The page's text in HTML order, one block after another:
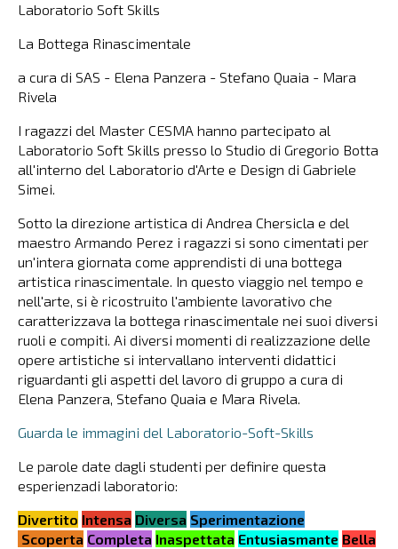
Laboratorio Soft Skills
La Bottega Rinascimentale
a cura di SAS - Elena Panzera - Stefano Quaia - Mara
Rivela
I ragazzi del Master CESMA hanno partecipato al
Laboratorio Soft Skills presso lo Studio di Gregorio Botta
all'interno del Laboratorio d'Arte e Design di Gabriele
Simei.
Sotto la direzione artistica di Andrea Chersicla e del
maestro Armando Perez i ragazzi si sono cimentati per
un'intera giornata come apprendisti di una bottega
artistica rinascimentale. In questo viaggio nel tempo e
nell'arte, si è ricostruito l'ambiente lavorativo che
caratterizzava la bottega rinascimentale nei suoi diversi
ruoli e compiti. Ai diversi momenti di realizzazione delle
opere artistiche si intervallano interventi didattici
riguardanti gli aspetti del lavoro di gruppo a cura di
Elena Panzera, Stefano Quaia e Mara Rivela.
Guarda le immagini del Laboratorio-Soft-Skills
Le parole date dagli studenti per definire questa
esperienzadi laboratorio:
Divertito Intensa Diversa Sperimentazione
Scoperta Completa Inaspettata Entusiasmante Bella